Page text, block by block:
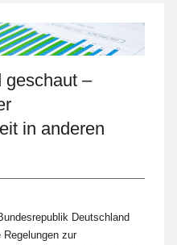
geschaut –
in anderen
Deutschland
Regelungen zur